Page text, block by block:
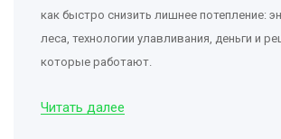
как быстро снизить лишнее потепление:
леса, технологии улавливания, деньги и
которые работают.
Читать далее